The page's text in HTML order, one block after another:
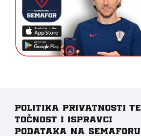
Politika privatnosti te
točnost i ispravci
podataka na Semaforu